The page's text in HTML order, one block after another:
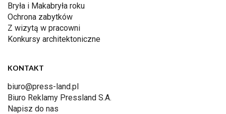
Bryła i Makabryła roku
Ochrona zabytków
Z wizytą w pracowni
Konkursy architektoniczne
KONTAKT
biuro@press-land.pl
Biuro Reklamy Pressland S.A.
Napisz do nas